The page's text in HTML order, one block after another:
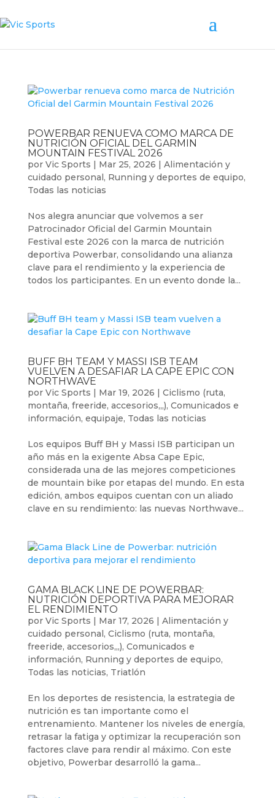
POWERBAR RENUEVA COMO MARCA DE
NUTRICIÓN OFICIAL DEL GARMIN
MOUNTAIN FESTIVAL 2026
por Vic Sports | Mar 25, 2026 | Alimentación y
cuidado personal, Running y deportes de equipo,
Todas las noticias
Nos alegra anunciar que volvemos a ser
Patrocinador Oficial del Garmin Mountain
Festival este 2026 con la marca de nutrición
deportiva Powerbar, consolidando una alianza
clave para el rendimiento y la experiencia de
todos los participantes. En un evento donde la...
BUFF BH TEAM Y MASSI ISB TEAM
VUELVEN A DESAFIAR LA CAPE EPIC CON
NORTHWAVE
por Vic Sports | Mar 19, 2026 | Ciclismo (ruta,
montaña, freeride, accesorios,,,), Comunicados e
información, equipaje, Todas las noticias
Los equipos Buff BH y Massi ISB participan un
año más en la exigente Absa Cape Epic,
considerada una de las mejores competiciones
de mountain bike por etapas del mundo. En esta
edición, ambos equipos cuentan con un aliado
clave en su rendimiento: las nuevas Northwave...
GAMA BLACK LINE DE POWERBAR:
NUTRICIÓN DEPORTIVA PARA MEJORAR
EL RENDIMIENTO
por Vic Sports | Mar 17, 2026 | Alimentación y
cuidado personal, Ciclismo (ruta, montaña,
freeride, accesorios,,,), Comunicados e
información, Running y deportes de equipo,
Todas las noticias, Triatlón
En los deportes de resistencia, la estrategia de
nutrición es tan importante como el
entrenamiento. Mantener los niveles de energía,
retrasar la fatiga y optimizar la recuperación son
factores clave para rendir al máximo. Con este
objetivo, Powerbar desarrolló la gama...